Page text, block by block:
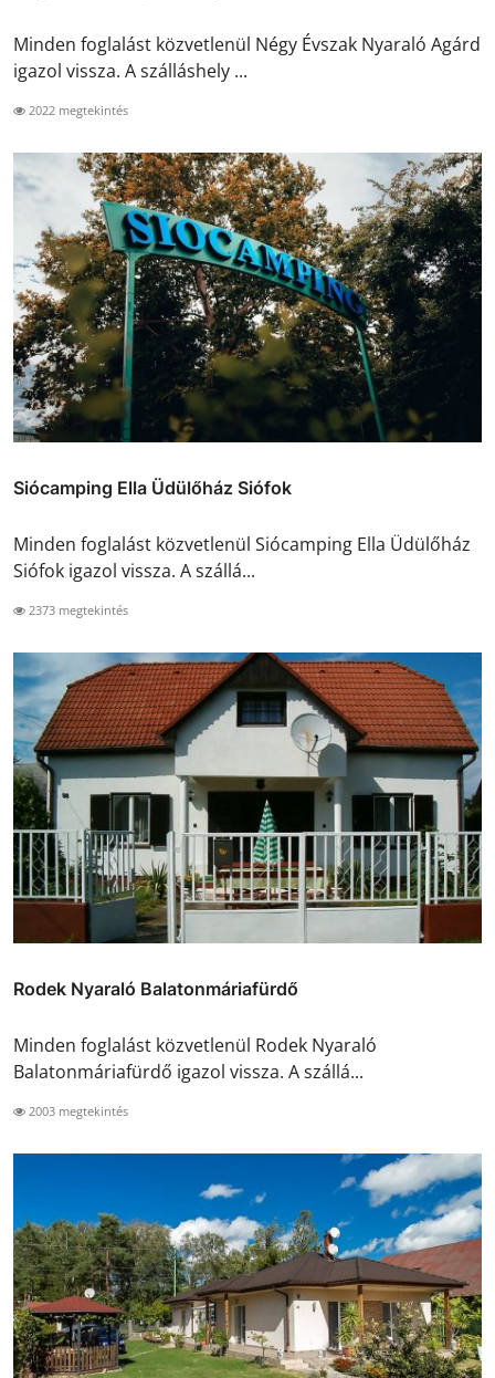
Minden foglalást közvetlenül Négy Évszak Nyaraló Agárd
igazol vissza. A szálláshely ...
2022 megtekintés
Siócamping Ella Üdülőház Siófok
Minden foglalást közvetlenül Siócamping Ella Üdülőház
Siófok igazol vissza. A szállá...
2373 megtekintés
Rodek Nyaraló Balatonmáriafürdő
Minden foglalást közvetlenül Rodek Nyaraló
Balatonmáriafürdő igazol vissza. A szállá...
2003 megtekintés